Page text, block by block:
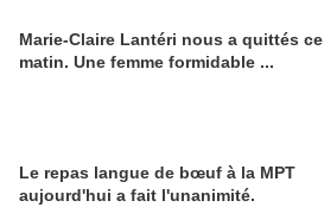
Marie-Claire Lantéri nous a quittés ce
matin. Une femme formidable ...
Le repas langue de bœuf à la MPT
aujourd'hui a fait l'unanimité.